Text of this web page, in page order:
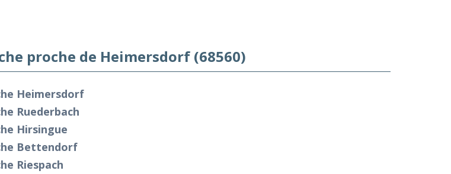
proche de Heimersdorf (68560)
Heimersdorf
Ruederbach
Hirsingue
Bettendorf
Riespach